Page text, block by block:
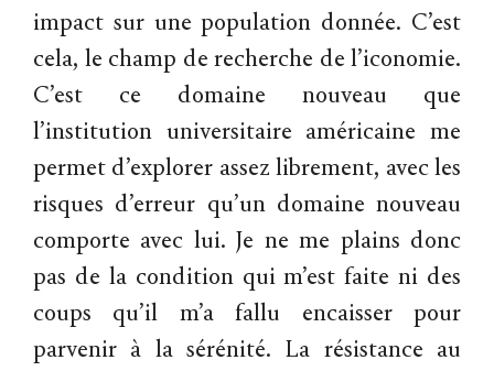
impact sur une population donnée. C’est
cela, le champ de recherche de l’iconomie.
C’est ce domaine nouveau que
l’institution universitaire américaine me
permet d’explorer assez librement, avec les
risques d’erreur qu’un domaine nouveau
comporte avec lui. Je ne me plains donc
pas de la condition qui m’est faite ni des
coups qu’il m’a fallu encaisser pour
parvenir à la sérénité. La résistance au